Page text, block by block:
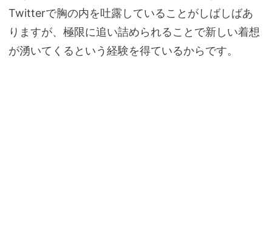
Twitterで胸の内を吐露していることがしばしばあ
りますが、極限に追い詰められることで新しい着想
が湧いてくるという経験を得ているからです。